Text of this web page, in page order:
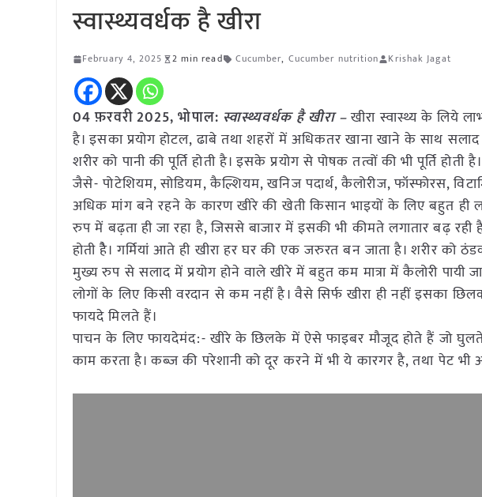
स्वास्थ्यवर्धक है खीरा
February 4, 2025 2 min read Cucumber, Cucumber nutrition Krishak Jagat
04 फ़रवरी2025, भोपाल: स्वास्थ्यवर्धक है खीरा –खीरा स्वास्थ्य के लिये
है। इसका प्रयोग होटल, ढाबे तथा शहरों में अधिकतर खाना खाने के साथ
शरीर को पानी की पूर्ति होती है। इसके प्रयोग से पोषक तत्वों की भी पूर्ति
जैसे- पोटेशियम, सोडियम, कैल्शियम, खनिज पदार्थ, कैलोरीज, फॉस्फोरस,
अधिक मांग बने रहने के कारण खीरे की खेती किसान भाइयों के लिए बहुत
रुप में बढ़ता ही जा रहा है, जिससे बाजार में इसकी भी कीमते लगातार बढ़
होती हैै। गर्मियां आते ही खीरा हर घर की एक जरुरत बन जाता है। शरीर
मुख्य रुप से सलाद में प्रयोग होने वाले खीरे में बहुत कम मात्रा में कैलोरी
लोगों के लिए किसी वरदान से कम नहीं है। वैसे सिर्फ खीरा ही नहीं इसका
फायदे मिलते हैं।
पाचन के लिए फायदेमंद:- खीरे के छिलके में ऐसे फाइबर मौजूद होते हैं जो
काम करता है। कब्ज की परेशानी को दूर करने में भी ये कारगर है, तथा पेट भी